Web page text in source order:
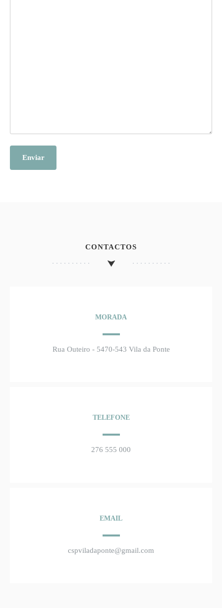
CONTACTOS
MORADA
Rua Outeiro - 5470-543 Vila da Ponte
TELEFONE
276 555 000
EMAIL
cspviladaponte@gmail.com